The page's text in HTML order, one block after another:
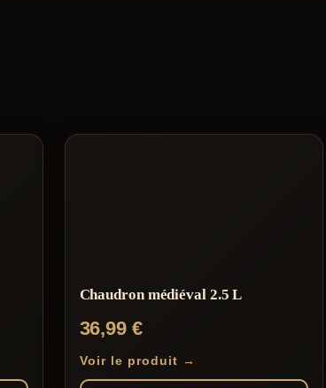
Chaudron médiéval 2.5 L
36,99 €
Voir le produit →